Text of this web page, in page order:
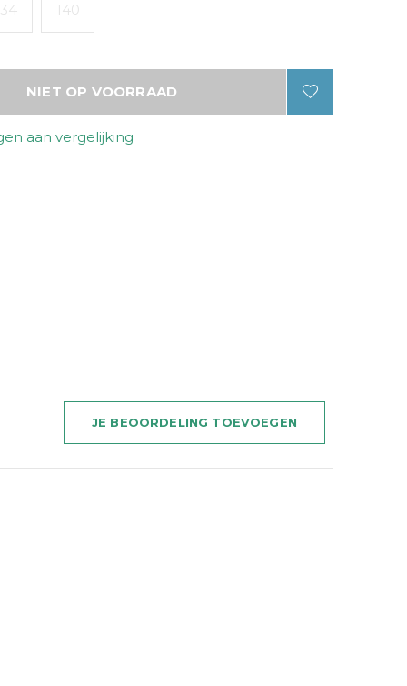
140
NIET OP VOORRAAD
aan vergelijking
JE BEOORDELING TOEVOEGEN